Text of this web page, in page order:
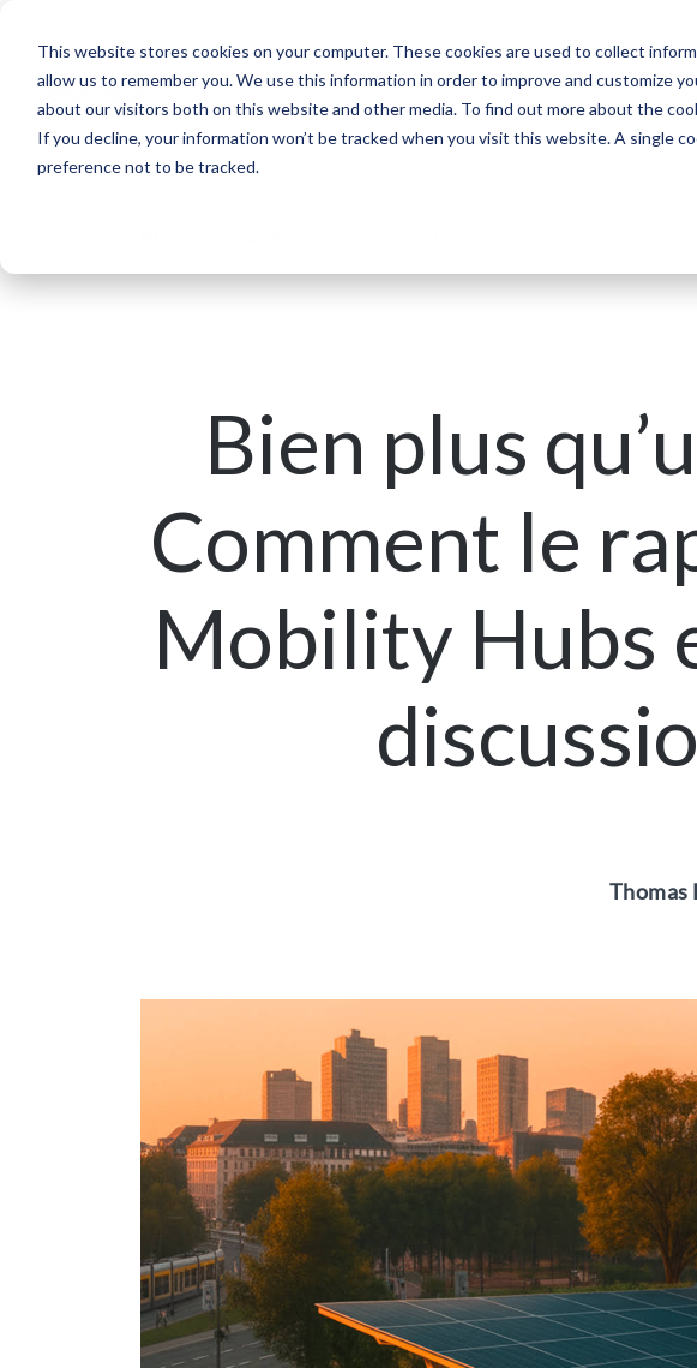
This website stores cookies on your computer. These cookies are used to collect
allow us to remember you. We use this information in order to improve and customize
about our visitors both on this website and other media. To find out more about the
If you decline, your information won’t be tracked when you visit this website. A single
preference not to be tracked.
Secteurs Solutions Références Service
Bien plus
Comment le
Mobility Hubs
Thomas